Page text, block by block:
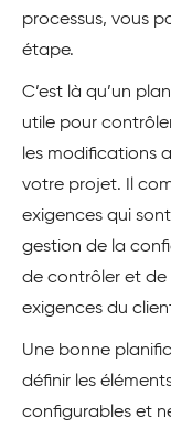
processus, vous
étape.
C’est là qu’un
utile pour
les modifications
votre projet. Il
exigences qui
gestion de la
de contrôler et
exigences du
Une bonne
définir les
configurables et